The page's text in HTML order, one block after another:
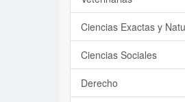
Ciencias Exactas y
Ciencias Sociales
Derecho